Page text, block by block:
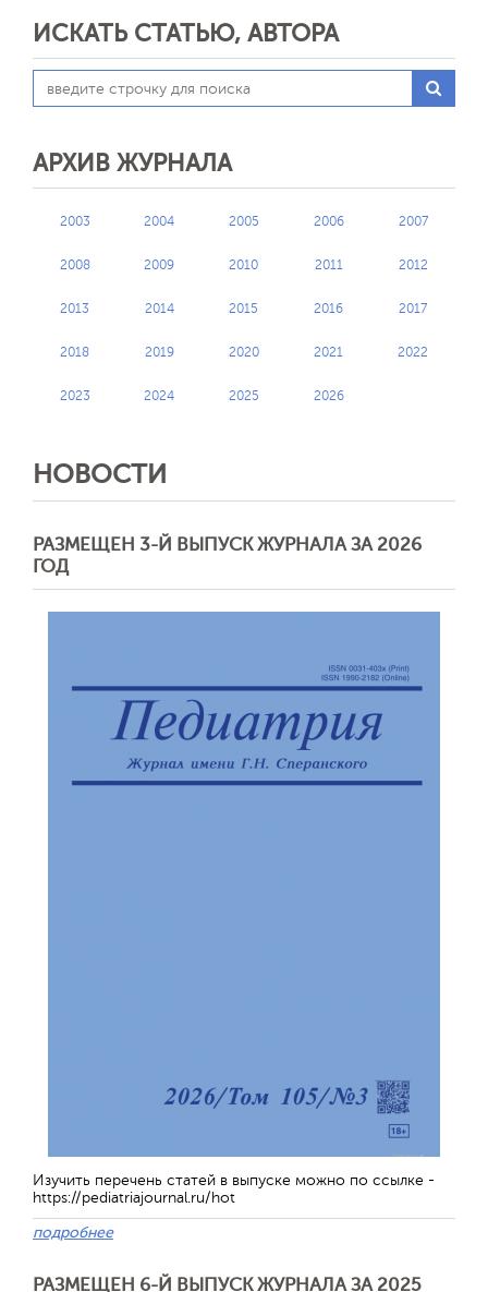
ИСКАТЬ СТАТЬЮ, АВТОРА
АРХИВ ЖУРНАЛА
2003 2004 2005 2006 2007
2008 2009 2010 2011 2012
2013 2014 2015 2016 2017
2018 2019 2020 2021 2022
2023 2024 2025 2026
НОВОСТИ
РАЗМЕЩЕН 3-Й ВЫПУСК ЖУРНАЛА ЗА 2026
ГОД
Изучить перечень статей в выпуске можно по ссылке -
https://pediatriajournal.ru/hot
подробнее
РАЗМЕЩЕН 6-Й ВЫПУСК ЖУРНАЛА ЗА 2025